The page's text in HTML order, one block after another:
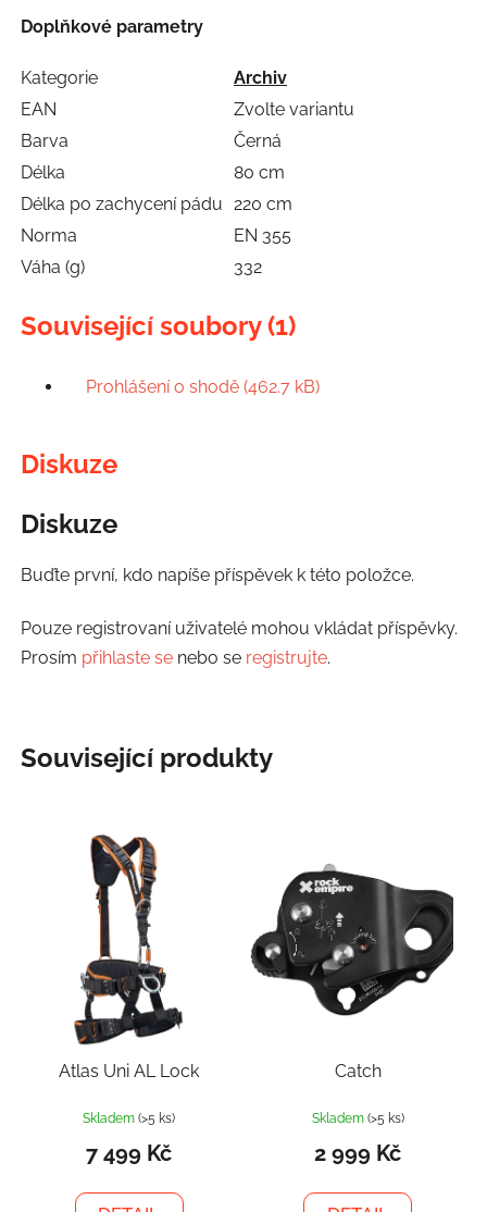
Doplňkové parametry
Kategorie
Archiv
EAN
Zvolte variantu
Barva
Černá
Délka
80 cm
Délka po zachycení pádu 220 cm
Norma
EN 355
Váha (g)
332
Související soubory (1)
Prohlášení o shodě (462.7 kB)
Diskuze
Diskuze
Buďte první, kdo napíše příspěvek k této položce.
Pouze registrovaní uživatelé mohou vkládat příspěvky.
Prosím přihlaste senebo se registrujte.
Související produkty
Atlas Uni AL Lock
Skladem(>5 ks)
7 499 Kč
Catch
Skladem (>5 ks)
2 999 Kč